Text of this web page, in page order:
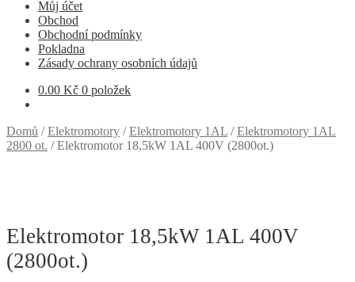
Můj účet
Obchod
Obchodní podmínky
Pokladna
Zásady ochrany osobních údajů
0.00 Kč 0 položek
Domů /Elektromotory /Elektromotory 1AL /Elektromotory 1AL
2800 ot. /Elektromotor 18,5kW 1AL 400V (2800ot.)
Elektromotor 18,5kW 1AL 400V
(2800ot.)